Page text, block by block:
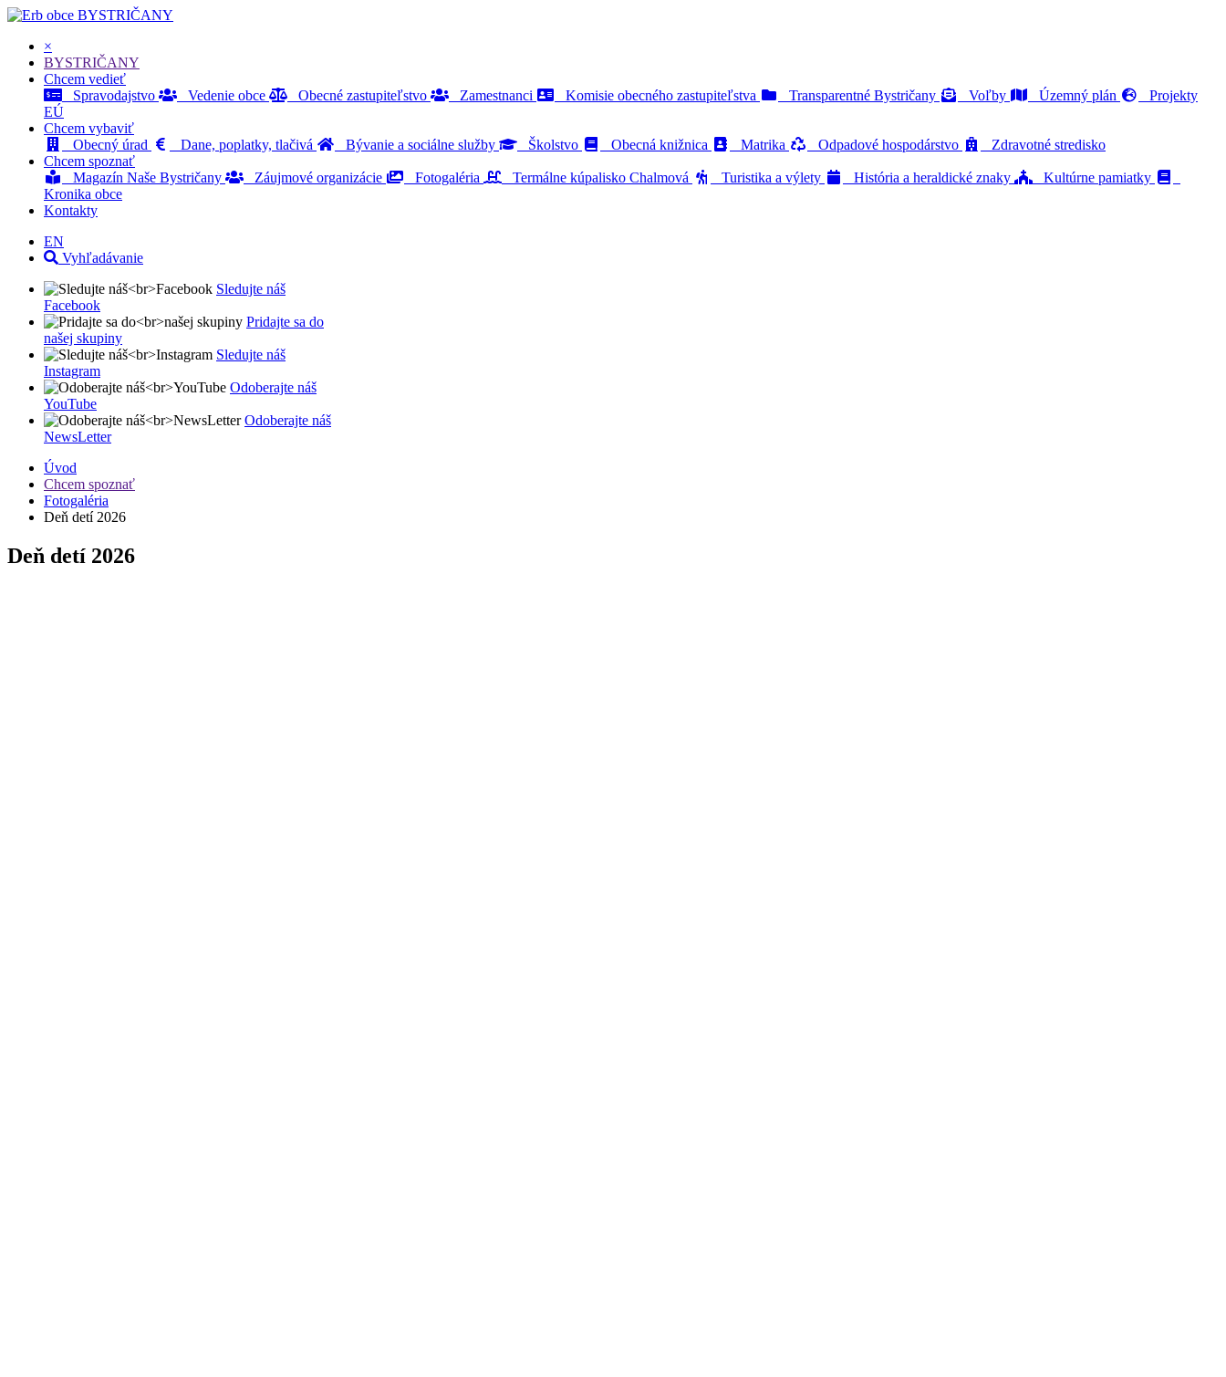
BYSTRIČANY
×
BYSTRIČANY
Chcem vedieť
Spravodajstvo
Vedenie obce Obecné zastupiteľstvo Zamestnanci Komisie obecného zastupiteľstva Transparentné Bystričany Voľby Územný plán
Projekty
EÚ
Chcem vybaviť
Obecný úrad
Dane, poplatky, tlačivá Bývanie a sociálne služby Školstvo Obecná knižnica Matrika Odpadové hospodárstvo
Zdravotné stredisko
Chcem spoznať
Magazín Naše Bystričany
Záujmové organizácie Fotogaléria Termálne kúpalisko Chalmová Turistika a výlety História a heraldické znaky
Kultúrne pamiatky
Kronika obce
Kontakty
EN
Vyhľadávanie
Sledujte náš
Facebook
Pridajte sa do
našej skupiny
Sledujte náš
Instagram
Odoberajte náš
YouTube
Odoberajte náš
NewsLetter
Úvod
Chcem spoznať
Fotogaléria
Deň detí 2026
Deň detí 2026